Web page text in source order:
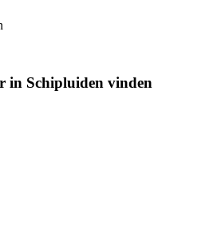
in Schipluiden vinden